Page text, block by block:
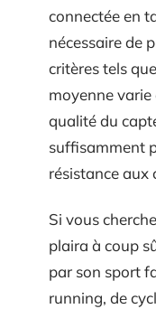
connectée en
nécessaire de
critères tels
moyenne varie
qualité du
suffisamment
résistance aux
Si vous
plaira à coup
par son sport
running, de